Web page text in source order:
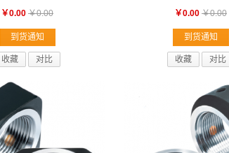
￥0.00 ￥0.00
到货通知
收藏 对比
￥0.00 ￥0.00
到货通知
收藏 对比